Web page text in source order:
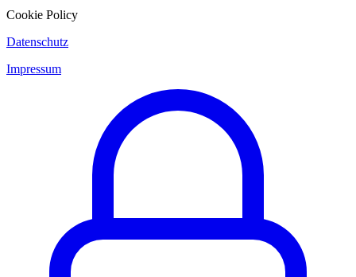
Cookie Policy
Datenschutz
Impressum